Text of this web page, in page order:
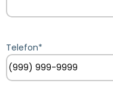
Telefon*